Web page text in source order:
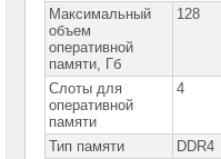
сетевое
оборудование
СХД
системы
хранения
данных
Максимальный
объем
оперативной
памяти, Гб
128
Слоты для
оперативной
памяти
4
Тип памяти
DDR4